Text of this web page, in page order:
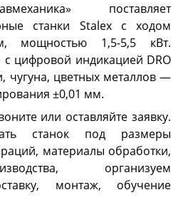
поставляет
станки Stalex с ходом
мощностью 1,5-5,5 кВт.
цифровой индикацией DRO
чугуна, цветных металлов —
±0,01 мм.
или оставляйте заявку.
станок под размеры
материалы обработки,
организуем
монтаж, обучение